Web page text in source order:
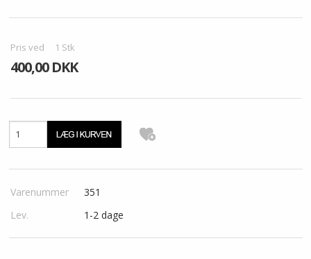
Pris ved 1 Stk
400,00 DKK
Varenummer
351
Lev.
1-2 dage